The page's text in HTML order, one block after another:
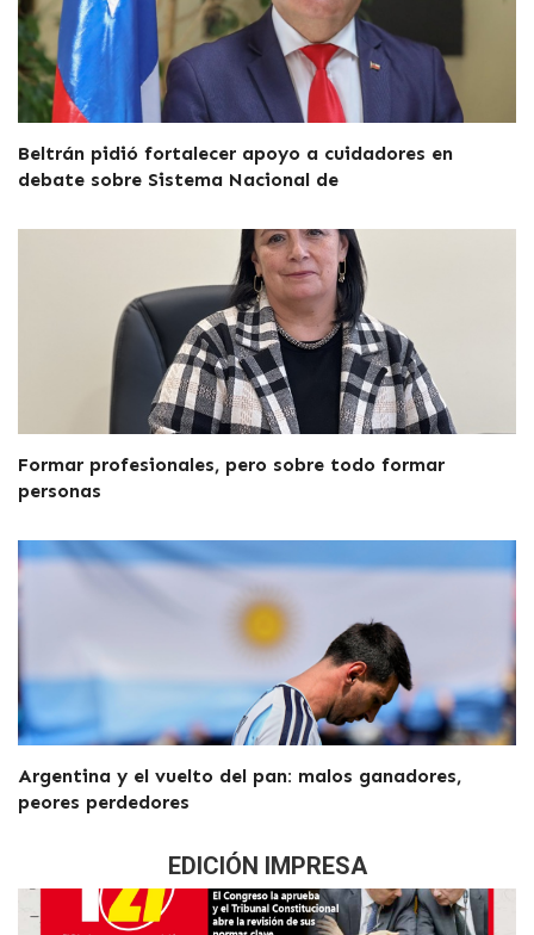
Beltrán pidió fortalecer apoyo a cuidadores en
debate sobre Sistema Nacional de
Formar profesionales, pero sobre todo formar
personas
Argentina y el vuelto del pan: malos ganadores,
peores perdedores
EDICIÓN IMPRESA